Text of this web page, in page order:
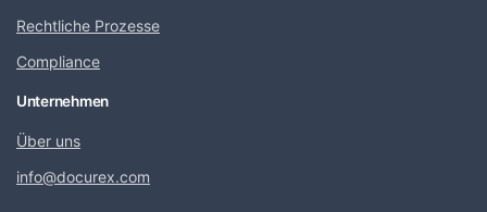
Rechtliche Prozesse
Compliance
Unternehmen
Über uns
info@docurex.com